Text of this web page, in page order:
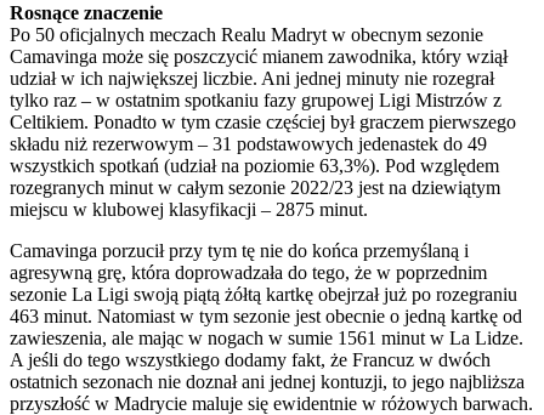
Rosnące znaczenie
Po 50 oficjalnych meczach Realu Madryt w obecnym sezonie
Camavinga może się poszczycić mianem zawodnika, który wziął
udział w ich największej liczbie. Ani jednej minuty nie rozegrał
tylko raz – w ostatnim spotkaniu fazy grupowej Ligi Mistrzów z
Celtikiem. Ponadto w tym czasie częściej był graczem pierwszego
składu niż rezerwowym – 31 podstawowych jedenastek do 49
wszystkich spotkań (udział na poziomie 63,3%). Pod względem
rozegranych minut w całym sezonie 2022/23 jest na dziewiątym
miejscu w klubowej klasyfikacji – 2875 minut.
Camavinga porzucił przy tym tę nie do końca przemyślaną i
agresywną grę, która doprowadzała do tego, że w poprzednim
sezonie La Ligi swoją piątą żółtą kartkę obejrzał już po rozegraniu
463 minut. Natomiast w tym sezonie jest obecnie o jedną kartkę od
zawieszenia, ale mając w nogach w sumie 1561 minut w La Lidze.
A jeśli do tego wszystkiego dodamy fakt, że Francuz w dwóch
ostatnich sezonach nie doznał ani jednej kontuzji, to jego najbliższa
przyszłość w Madrycie maluje się ewidentnie w różowych barwach.